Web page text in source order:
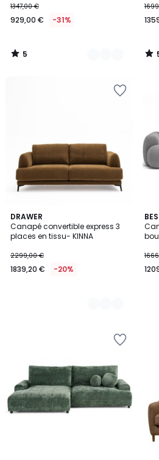
€
au
de
1347,00
1347,00 €
929,00 € -31%
5
/
/
DRAWER
Canapé convertible express 3
places en tissu- KINNA
2299,00 €
1839,20 € -20%
2
Couleurs
2